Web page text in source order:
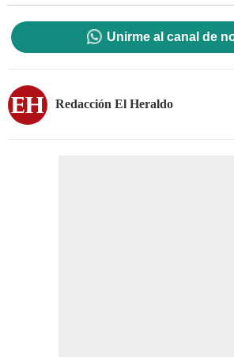
Unirme al canal de
Redacción El Heraldo